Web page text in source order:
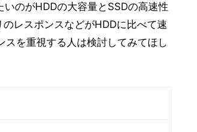
のがHDDの大容量とSSDの高速性
レスポンスなどがHDDに比べて速
スを重視する人は検討してみてほし